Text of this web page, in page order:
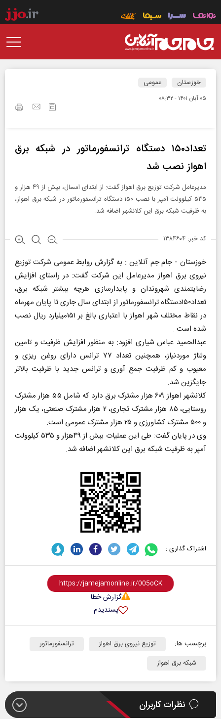
خوزستان عمومی
۰۵ آبان ۱۴۰۱ - ۰۸:۳۲
تعداد۱۵۰ دستگاه ترانسفورماتور در شبکه برق
اهواز نصب شد
مدیرعامل شرکت توزیع برق اهواز گفت: از ابتدای امسال، بیش از ۴۹ هزار و
۵۳۵ کیلوولت آمپر با نصب ۱۵۰ دستگاه ترانسفورماتور در شبکه برق اهواز،
به ظرفیت شبکه برق این کلانشهر اضافه شد.
کد خبر: ۱۳۸۴۶۰۴
خوزستان - جام جم آنلاین : به گزارش روابط عمومی شرکت توزیع
نیروی برق اهواز مدیرعامل این شرکت گفت: در راستای افزایش
رضایتمندی شهروندان و پایدارسازی هرچه بیشتر شبکه برق،
تعداد۱۵۰دستگاه ترانسفورماتور از ابتدای سال جاری تا پایان مهرماه
در نقاط مختلف شهر اهواز با اعتباری بالغ بر ۱۵۱میلیارد ریال نصب
شده است .
عبدالحمید عباس شیاری افزود: به منظور افزایش ظرفیت و تامین
ولتاژ موردنیاز، همچنین تعداد ۷۷ ترانس دارای روغن ریزی و
معیوب و کم ظرفیت جمع آوری و ترانس جدید با ظرفیت بالاتر
جایگزین شد.
کلانشهر اهواز ۶۰۹ هزار مشترک برق دارد که شامل ۵۵ هزار مشترک
روستایی، ۸۵ هزار مشترک تجاری، ۲ هزار مشترک صنعتی، یک هزار
و ۵۰۰ مشترک کشاورزی و ۲۵ هزار مشترک عمومی است.
وی در پایان گفت: طی این عملیات بیش از ۴۹هزار و ۵۳۵ کیلوولت
آمپر به ظرفیت شبکه برق این کلانشهر اضافه شد.
اشتراک گذاری :
گزارش خطا
پسندیدم
برچسب ها: توزیع نیروی برق اهواز
ترانسفورماتور
شبکه برق اهواز
نظرات کاربران